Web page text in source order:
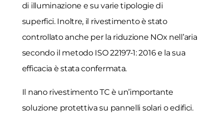
di illuminazione e su varie tipologie di
superfici. Inoltre, il rivestimento è stato
controllato anche per la riduzione NOx nell’aria
secondo il metodo ISO 22197-1: 2016 e la sua
efficacia è stata confermata.
Il nano rivestimento TC è un’importante
soluzione protettiva su pannelli solari o edifici.